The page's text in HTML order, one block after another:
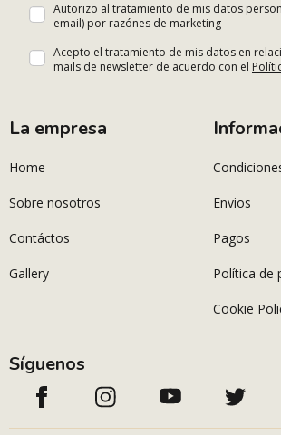
Autorizo al tratamiento de mis datos
email) por razónes de marketing
Acepto el tratamiento de mis datos en
mails de newsletter de acuerdo con el
La empresa
Home
Sobre nosotros
Contáctos
Gallery
Envios
Pagos
Política de
Cookie
Síguenos